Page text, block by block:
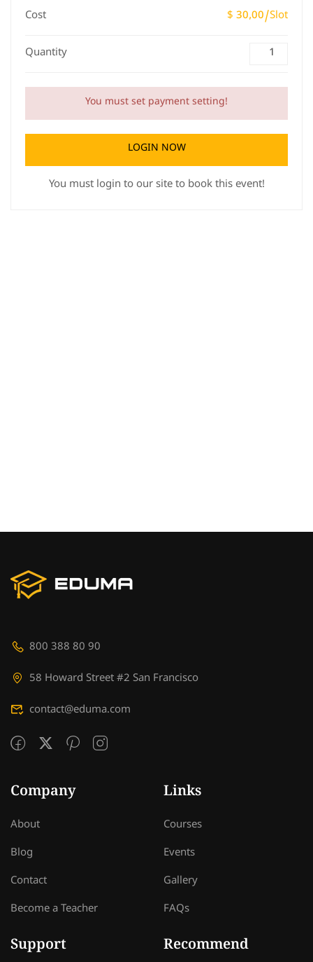
Cost $ 30,00/Slot
Quantity
You must set payment setting!
LOGIN NOW
You must login to our site to book this event!
800 388 80 90
58 Howard Street #2 San Francisco
contact@eduma.com
Company
About
Blog
Contact
Become a Teacher
Links
Courses
Events
Gallery
FAQs
Support Recommend